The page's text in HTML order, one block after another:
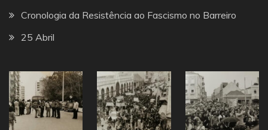
Cronologia da Resistência ao Fascismo no Barreiro
25 Abril